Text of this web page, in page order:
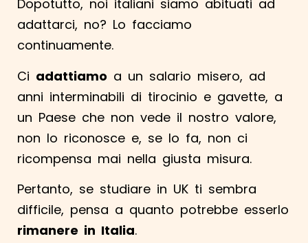
Dopotutto, noi italiani siamo abituati ad
adattarci, no? Lo facciamo
continuamente.
Ci adattiamo a un salario misero, ad
anni interminabili di tirocinio e gavette, a
un Paese che non vede il nostro valore,
non lo riconosce e, se lo fa, non ci
ricompensa mai nella giusta misura.
Pertanto, se studiare in UK ti sembra
difficile, pensa a quanto potrebbe esserlo
rimanere in Italia.